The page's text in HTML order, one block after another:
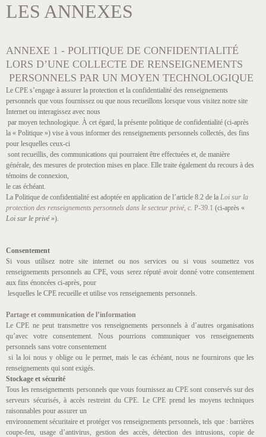
LES ANNEXES
ANNEXE 1 - POLITIQUE DE CONFIDENTIALITÉ
LORS D’UNE COLLECTE DE RENSEIGNEMENTS
PERSONNELS PAR UN MOYEN TECHNOLOGIQUE
Le CPE s’engage à assurer la protection et la confidentialité des renseignements
personnels que vous fournissez ou que nous recueillons lorsque vous visitez notre site
Internet ou interagissez avec nous
par moyen technologique. À cet égard, la présente politique de confidentialité (ci-après
la « Politique ») vise à vous informer des renseignements personnels collectés, des fins
pour lesquelles ceux-ci
sont recueillis, des communications qui pourraient être effectuées et, de manière
générale, des mesures de protection mises en place. Elle traite également du recours à des
témoins de connexion,
le cas échéant.
La Politique de confidentialité est adoptée en application de l’article 8.2 de la Loi sur la
protection des renseignements personnels dans le secteur privé, c. P-39.1 (ci-après «
Loi sur le privé»).
Consentement
Si vous utilisez notre site internet ou nos services ou si vous soumettez vos
renseignements personnels au CPE, vous serez réputé avoir donné votre consentement
aux fins énoncées ci-après, pour
lesquelles le CPE recueille et utilise vos renseignements personnels.
Partage et communication de l’information
Le CPE ne peut transmettre vos renseignements personnels à d’autres organisations
qu’avec votre consentement. Nous pourrions communiquer vos renseignements
personnels sans votre consentement
si la loi nous y oblige ou le permet, mais le cas échéant, nous ne fournirons que les
renseignements qui sont exigés.
Stockage et sécurité
Tous les renseignements personnels que vous fournissez au CPE sont conservés sur des
serveurs sécurisés, à accès restreint du CPE. Le CPE prend les moyens techniques
raisonnables pour assurer un
environnement sécuritaire et protéger vos renseignements personnels, tels que : barrières
coupe-feu, usage d’antivirus, gestion des accès, détection des intrusions, copie de